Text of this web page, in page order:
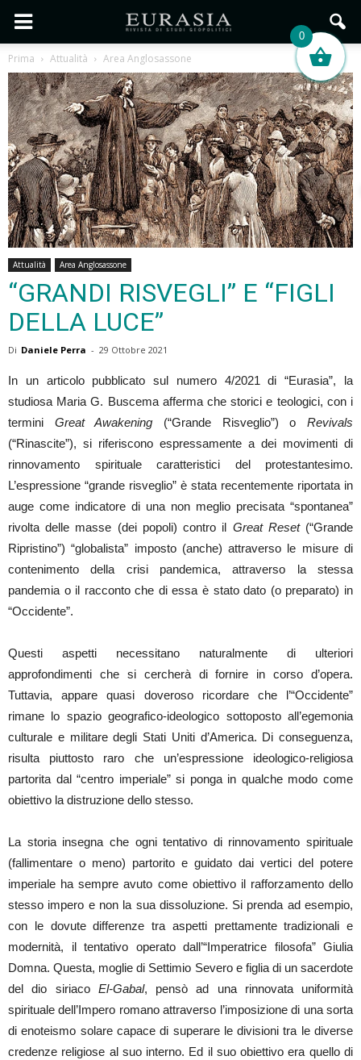
Prima Attualità Area Anglosassone
Attualità Area Anglosassone
“GRANDI RISVEGLI” E “FIGLI
DELLA LUCE”
Di Daniele Perra - 29 Ottobre 2021
In un articolo pubblicato sul numero 4/2021 di “Eurasia”, la
studiosa Maria G. Buscema afferma che storici e teologici, con i
termini Great Awakening (“Grande Risveglio”) o Revivals
(“Rinascite”), si riferiscono espressamente a dei movimenti di
rinnovamento spirituale caratteristici del protestantesimo.
L’espressione “grande risveglio” è stata recentemente riportata in
auge come indicatore di una non meglio precisata “spontanea”
rivolta delle masse (dei popoli) contro il Great Reset(“Grande
Ripristino”) “globalista” imposto (anche) attraverso le misure di
contenimento della crisi pandemica, attraverso la stessa
pandemia o il racconto che di essa è stato dato (o preparato) in
“Occidente”.
Questi aspetti necessitano naturalmente di ulteriori
approfondimenti che si cercherà di fornire in corso d’opera.
Tuttavia, appare quasi doveroso ricordare che l’“Occidente”
rimane lo spazio geografico-ideologico sottoposto all’egemonia
culturale e militare degli Stati Uniti d’America. Di conseguenza,
risulta piuttosto raro che un’espressione ideologico-religiosa
partorita dal “centro imperiale” si ponga in qualche modo come
obiettivo la distruzione dello stesso.
La storia insegna che ogni tentativo di rinnovamento spirituale
(fallimentare o meno) partorito e guidato dai vertici del potere
imperiale ha sempre avuto come obiettivo il rafforzamento dello
stesso impero e non la sua dissoluzione. Si prenda ad esempio,
con le dovute differenze tra aspetti prettamente tradizionali e
modernità, il tentativo operato dall’“Imperatrice filosofa” Giulia
Domna. Questa, moglie di Settimio Severo e figlia di un sacerdote
del dio siriaco El-Gabal, pensò ad una rinnovata uniformità
spirituale dell’Impero romano attraverso l’imposizione di una sorta
di enoteismo solare capace di superare le divisioni tra le diverse
credenze religiose al suo interno. Ed il suo obiettivo era quello di
0